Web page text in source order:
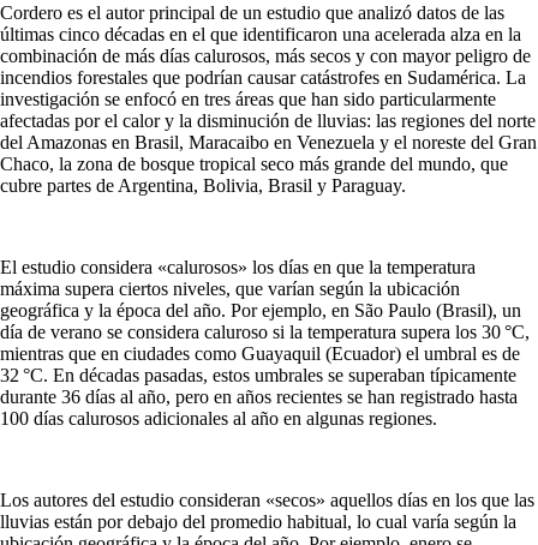
Cordero es el autor principal de un estudio que analizó datos de las
últimas cinco décadas en el que identificaron una acelerada alza en la
combinación de más días calurosos, más secos y con mayor peligro de
incendios forestales que podrían causar catástrofes en Sudamérica. La
investigación se enfocó en tres áreas que han sido particularmente
afectadas por el calor y la disminución de lluvias: las regiones del norte
del Amazonas en Brasil, Maracaibo en Venezuela y el noreste del Gran
Chaco, la zona de bosque tropical seco más grande del mundo, que
cubre partes de Argentina, Bolivia, Brasil y Paraguay.
El estudio considera «calurosos» los días en que la temperatura
máxima supera ciertos niveles, que varían según la ubicación
geográfica y la época del año. Por ejemplo, en São Paulo (Brasil), un
día de verano se considera caluroso si la temperatura supera los 30 °C,
mientras que en ciudades como Guayaquil (Ecuador) el umbral es de
32 °C. En décadas pasadas, estos umbrales se superaban típicamente
durante 36 días al año, pero en años recientes se han registrado hasta
100 días calurosos adicionales al año en algunas regiones.
Los autores del estudio consideran «secos» aquellos días en los que las
lluvias están por debajo del promedio habitual, lo cual varía según la